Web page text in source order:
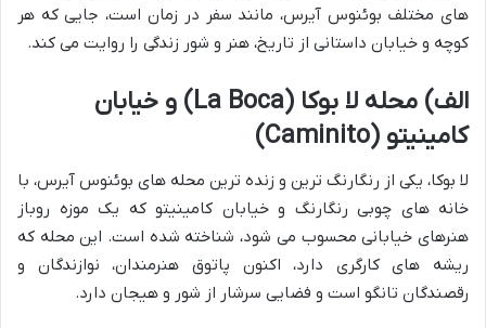
های مختلف بوئنوس آیرس، مانند سفر در زمان است، جایی که هر
کوچه و خیابان داستانی از تاریخ، هنر و شور زندگی را روایت می کند.
الف) محله لا بوکا (La Boca) و خیابان
کامینیتو (Caminito)
لا بوکا، یکی از رنگارنگ ترین و زنده ترین محله های بوئنوس آیرس، با
خانه های چوبی رنگارنگ و خیابان کامینیتو که یک موزه روباز
هنرهای خیابانی محسوب می شود، شناخته شده است. این محله که
ریشه های کارگری دارد، اکنون پاتوق هنرمندان، نوازندگان و
رقصندگان تانگو است و فضایی سرشار از شور و هیجان دارد.